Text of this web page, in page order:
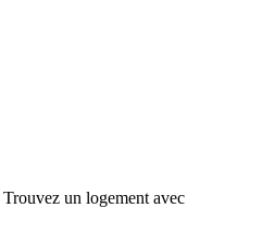
Trouvez un logement avec